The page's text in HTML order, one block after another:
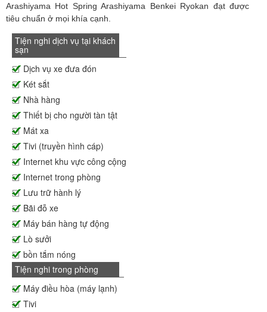
Arashiyama Hot Spring Arashiyama Benkei Ryokan đạt được
tiêu chuẩn ở mọi khía cạnh.
Tiện nghi dịch vụ tại khách
sạn
Dịch vụ xe đưa đón
Két sắt
Nhà hàng
Thiết bị cho người tàn tật
Mát xa
Tivi (truyền hình cáp)
Internet khu vực công cộng
Internet trong phòng
Lưu trữ hành lý
Bãi đỗ xe
Máy bán hàng tự động
Lò sưởi
bồn tắm nóng
Tiện nghi trong phòng
Máy điều hòa (máy lạnh)
Tivi